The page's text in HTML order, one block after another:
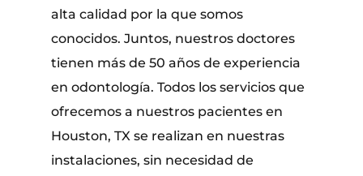
alta calidad por la que somos
conocidos. Juntos, nuestros doctores
tienen más de 50 años de experiencia
en odontología. Todos los servicios que
ofrecemos a nuestros pacientes en
Houston, TX se realizan en nuestras
instalaciones, sin necesidad de